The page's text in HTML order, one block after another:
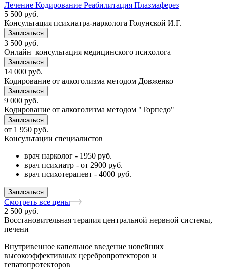
Лечение Кодирование Реабилитация Плазмаферез
5 500 руб.
Консультация психиатра-нарколога Голунской И.Г.
Записаться
3 500 руб.
Онлайн–консультация медицинского психолога
Записаться
14 000 руб.
Кодирование от алкоголизма методом Довженко
Записаться
9 000 руб.
Кодирование от алкоголизма методом "Торпедо"
Записаться
от 1 950 руб.
Консультации специалистов
врач нарколог - 1950 руб.
врач психиатр - от 2900 руб.
врач психотерапевт - 4000 руб.
Записаться
Смотреть все цены
2 500 руб.
Восстановительная терапия центральной нервной системы,
печени
Внутривенное капельное введение новейших
высокоэффективных церебропротекторов и
гепатопротекторов